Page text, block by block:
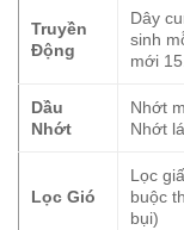
Truyền
Động
Dây
sinh
mới
Dầu
Nhớt
Nhớt
Nhớt
Lọc Gió
Lọc
buộc
bụi)